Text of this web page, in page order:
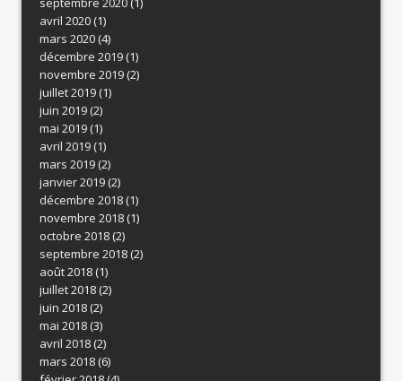
avril 2020(1)
mars 2020(4)
décembre 2019(1)
novembre 2019(2)
juillet 2019(1)
juin 2019(2)
mai 2019(1)
avril 2019(1)
mars 2019(2)
janvier 2019(2)
décembre 2018(1)
novembre 2018(1)
octobre 2018(2)
septembre 2018(2)
août 2018(1)
juillet 2018(2)
juin 2018(2)
mai 2018(3)
avril 2018(2)
mars 2018(6)